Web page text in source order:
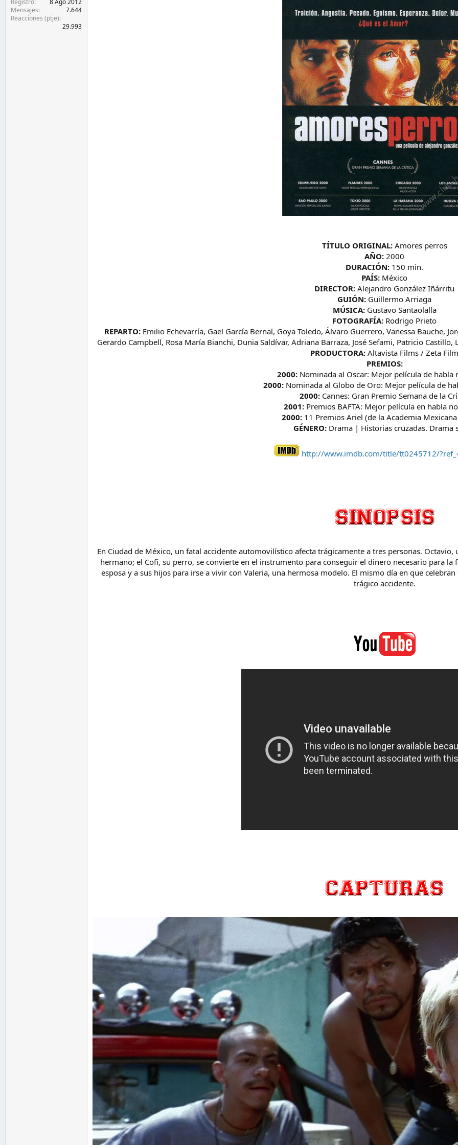
Mensajes
7.644
Reacciones (ptje)
29.993
TÍTULO ORIGINAL:Amores perros
AÑO: 2000
DURACIÓN: 150 min.
PAÍS: México
DIRECTOR: Alejandro González Iñárritu
GUIÓN: Guillermo Arriaga
MÚSICA:Gustavo Santaolalla
FOTOGRAFÍA: Rodrigo Prieto
REPARTO:Emilio Echevarría, Gael García Bernal, Goya Toledo, Álvaro Guerrero, Vanessa Bauche,
Gerardo Campbell, Rosa María Bianchi, Dunia Saldívar, Adriana Barraza, José Sefami, Patricio
PRODUCTORA: Altavista Films / Zeta Film
PREMIOS:
2000: Nominada al Oscar: Mejor película de habla
2000: Nominada al Globo de Oro: Mejor película de
2000:Cannes: Gran Premio Semana de la
2001: Premios BAFTA: Mejor película en habla
2000:11 Premios Ariel (de la Academia Mexicana
GÉNERO: Drama | Historias cruzadas. Drama
http://www.imdb.com/title/tt0245712/
En Ciudad de México, un fatal accidente automovilístico afecta trágicamente a tres personas. Octavio,
hermano; el Cofí, su perro, se convierte en el instrumento para conseguir el dinero necesario para
esposa y a sus hijos para irse a vivir con Valeria, una hermosa modelo. El mismo día en que
trágico accidente.